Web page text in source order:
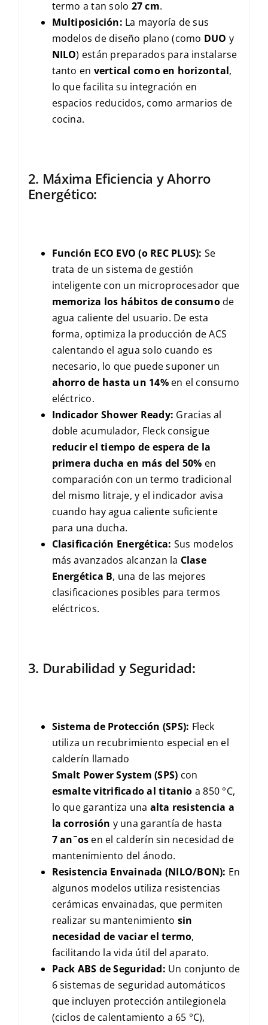
termo a tan solo 27 cm.
Multiposición: La mayoría de sus
modelos de diseño plano (como DUO y
NILO) están preparados para instalarse
tanto en vertical como en horizontal,
lo que facilita su integración en
espacios reducidos, como armarios de
cocina.
2. Máxima Eficiencia y Ahorro
Energético:
Función ECO EVO (o REC PLUS): Se
trata de un sistema de gestión
inteligente con un microprocesador que
memoriza los hábitos de consumode
agua caliente del usuario. De esta
forma, optimiza la producción deACS
calentando el agua solo cuando es
necesario, lo que puede suponer un
ahorro de hasta un 14%en el consumo
eléctrico.
Indicador Shower Ready: Gracias al
doble acumulador, Fleck consigue
reducir el tiempo de espera de la
primera ducha en más del 50% en
comparación con un termo tradicional
del mismo litraje, y el indicador avisa
cuando hay agua caliente suficiente
para una ducha.
Clasificación Energética: Sus modelos
más avanzados alcanzan la Clase
Energética B, una de las mejores
clasificaciones posibles para termos
eléctricos.
3. Durabilidad y Seguridad:
Sistema de Protección (SPS): Fleck
utiliza un recubrimiento especial en el
calderín llamado
Smalt Power System (SPS) con
esmalte vitrificado al titanio a850 °C,
lo que garantiza una alta resistencia a
la corrosión y una garantía de hasta
7 an˜os en el calderín sin necesidad de
mantenimiento del ánodo.
Resistencia Envainada (NILO/BON): En
algunos modelos utiliza resistencias
cerámicas envainadas, que permiten
realizar su mantenimiento sin
necesidad de vaciar el termo,
facilitando la vida útil del aparato.
Pack ABS de Seguridad: Un conjunto de
6sistemas de seguridad automáticos
que incluyen protección antilegionela
(ciclos de calentamiento a 65 °C),